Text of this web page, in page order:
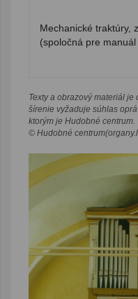
Mechanické traktúry,
(spoločná pre manuál
Texty a obrazový materiál
šírenie vyžaduje súhlas
ktorým je Hudobné centrum.
© Hudobné